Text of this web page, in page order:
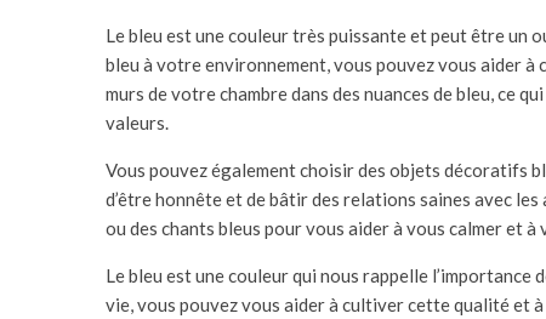
Le bleu est une couleur très puissante et peut être un
bleu à votre environnement, vous pouvez vous aider
murs de votre chambre dans des nuances de bleu, ce
valeurs.
Vous pouvez également choisir des objets décoratifs
d’être honnête et de bâtir des relations saines avec
ou des chants bleus pour vous aider à vous calmer et
Le bleu est une couleur qui nous rappelle
vie, vous pouvez vous aider à cultiver cette qualité et